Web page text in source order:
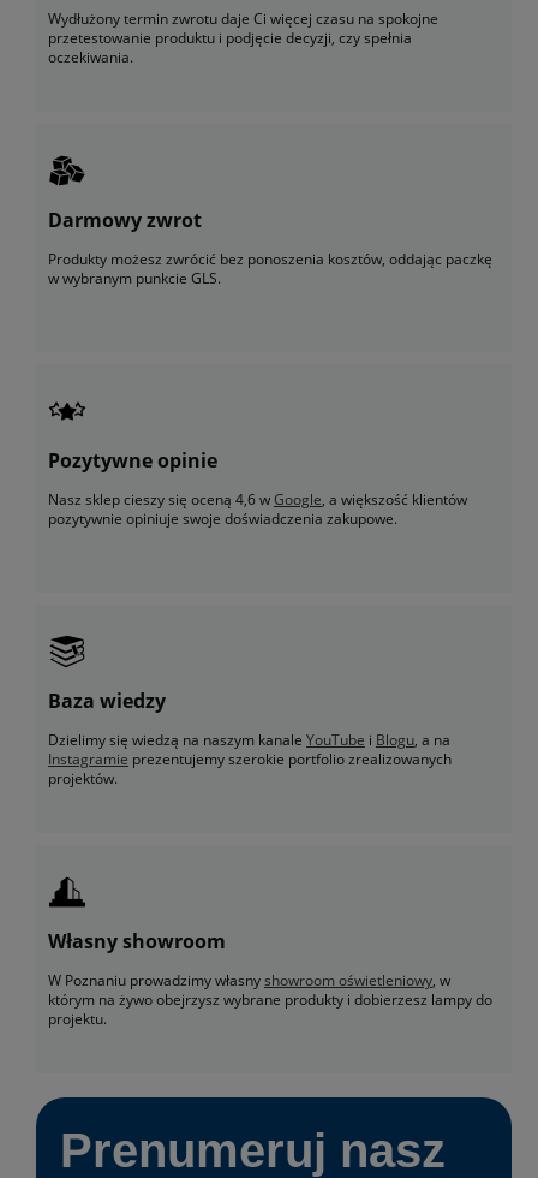
Wydłużony termin zwrotu daje Ci więcej czasu na spokojne
przetestowanie produktu i podjęcie decyzji, czy spełnia
oczekiwania.
Darmowy zwrot
Produkty możesz zwrócić bez ponoszenia kosztów, oddając paczkę
w wybranym punkcie GLS.
Pozytywne opinie
Nasz sklep cieszy się oceną 4,6 wGoogle, a większość klientów
pozytywnie opiniuje swoje doświadczenia zakupowe.
Baza wiedzy
Dzielimy się wiedzą na naszym kanale YouTube i Blogu, a na
Instagramie prezentujemy szerokie portfolio zrealizowanych
projektów.
Własny showroom
W Poznaniu prowadzimy własnyshowroom oświetleniowy, w
którym na żywo obejrzysz wybrane produkty i dobierzesz lampy do
projektu.
Prenumeruj nasz